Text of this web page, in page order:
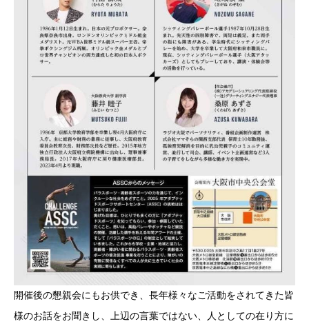
開催後の懇親会にもお供でき、長年様々なご活動をされてきた皆
様のお話をお聞きし、上辺の言葉ではない、人としての在り方に